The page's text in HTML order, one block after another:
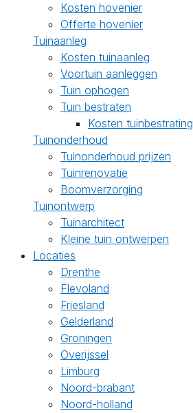
Kosten hovenier
Offerte hovenier
Tuinaanleg
Kosten tuinaanleg
Voortuin aanleggen
Tuin ophogen
Tuin bestraten
Kosten tuinbestrating
Tuinonderhoud
Tuinonderhoud prijzen
Tuinrenovatie
Boomverzorging
Tuinontwerp
Tuinarchitect
Kleine tuin ontwerpen
Locaties
Drenthe
Flevoland
Friesland
Gelderland
Groningen
Overijssel
Limburg
Noord-brabant
Noord-holland